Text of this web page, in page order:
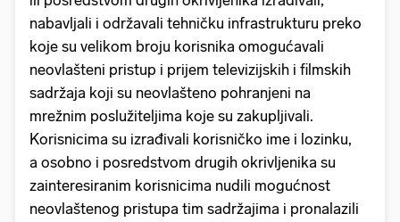
nabavljali i održavali tehničku infrastrukturu preko
koje su velikom broju korisnika omogućavali
neovlašteni pristup i prijem televizijskih i filmskih
sadržaja koji su neovlašteno pohranjeni na
mrežnim poslužiteljima koje su zakupljivali.
Korisnicima su izrađivali korisničko ime i lozinku,
a osobno i posredstvom drugih okrivljenika su
zainteresiranim korisnicima nudili mogućnost
neovlaštenog pristupa tim sadržajima i pronalazili